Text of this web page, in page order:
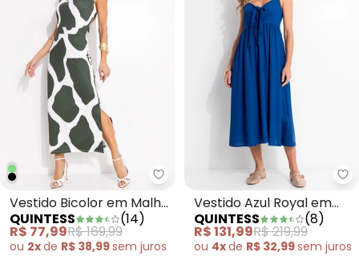
Quintess - Vestido Bicolor em
Vestido Bicolor em Malha
Fria
QUINTESS (14)
R$ 77,99R$ 169,99
ou 2xde R$ 38,99sem juros
Vestido Azul Royal em
Linho
QUINTESS (8)
R$ 131,99R$ 219,99
ou 4xde R$ 32,99sem juros